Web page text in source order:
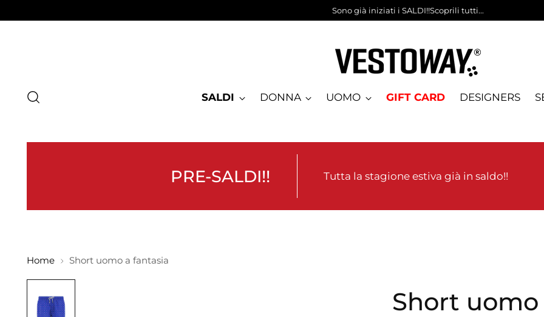
Sono già iniziati i SALDI!!Scoprili tutti...
SALDI DONNA UOMO GIFT CARD DESIGNERS
PRE-SALDI!! Tutta la stagione estiva già in saldo!!
Home Short uomo a fantasia
Short uomo